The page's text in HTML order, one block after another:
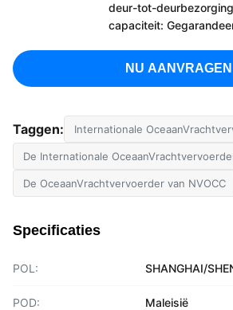
deur-tot-
capaciteit:
NU AANVRAGEN
Taggen: Internationale
De Internationale
De OceaanVrachtvervoerder van NVOCC
Specificaties
POL: SHANGHAI/
POD: Maleisië